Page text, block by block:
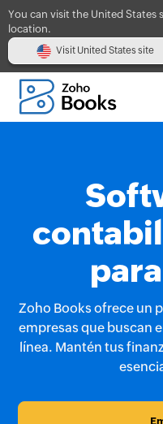
You can visit the United
location.
Visit United States site
Zoho Books ofrece un
empresas que buscan
línea. Mantén tus